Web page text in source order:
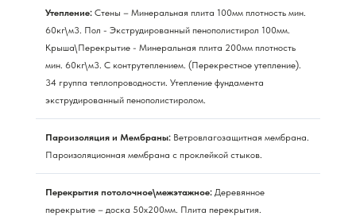
Утепление: Стены – Минеральная плита 100мм плотность мин.
60кг\м3. Пол - Экструдированный пенополистирол 100мм.
Крыша\Перекрытие - Минеральная плита 200мм плотность
мин. 60кг\м3. С контрутеплением. (Перекрестное утепление).
34 группа теплопроводности. Утепление фундамента
экструдированный пенополистиролом.
Пароизоляция и Мембраны: Ветровлагозащитная мембрана.
Пароизоляционная мембрана с проклейкой стыков.
Перекрытия потолочное\межэтажное: Деревянное
перекрытие – доска 50х200мм. Плита перекрытия.